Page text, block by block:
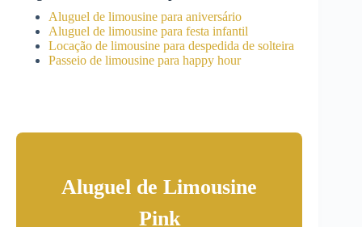
Aluguel de limousine para aniversário
Aluguel de limousine para festa infantil
Locação de limousine para despedida de solteira
Passeio de limousine para happy hour
Aluguel de Limousine
Pink